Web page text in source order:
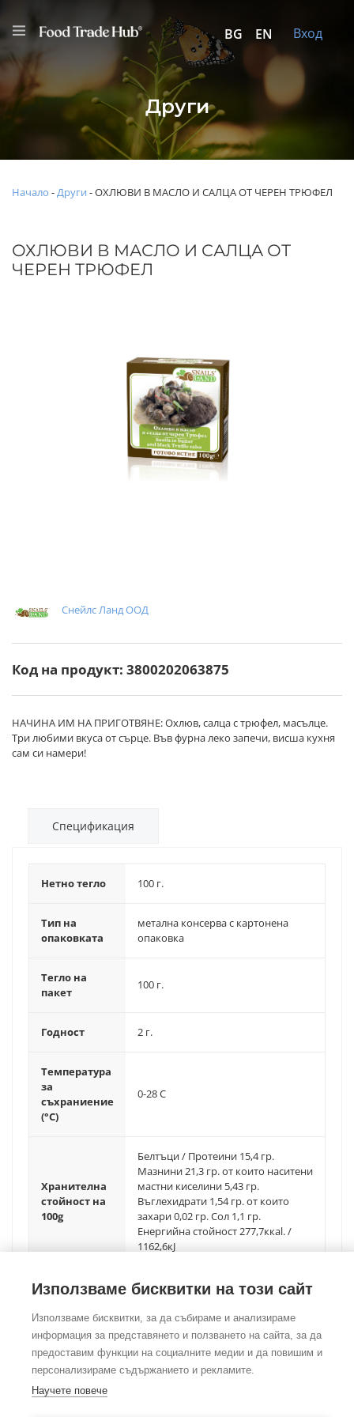
BG EN Вход
Други
Начало -Други -ОХЛЮВИ В МАСЛО И САЛЦА ОТ ЧЕРЕН ТРЮФЕЛ
ОХЛЮВИ В МАСЛО И САЛЦА ОТ
ЧЕРЕН ТРЮФЕЛ
Снейлс Ланд ООД
Код на продукт: 3800202063875
НАЧИНА ИМ НА ПРИГОТВЯНЕ: Охлюв, салца с трюфел, масълце.
Три любими вкуса от сърце. Във фурна леко запечи, висша кухня
сам си намери!
Спецификация
Нетно тегло 100 г.
Тип на
опаковката
метална консерва с картонена
опаковка
Тегло на
пакет
100 г.
Годност 2 г.
Температура
за
съхраниение
(°C)
0-28 C
Хранителна
стойност на
100g
Белтъци / Протеини 15,4 гр.
Мазнини 21,3 гр. от които наситени
мастни киселини 5,43 гр.
Въглехидрати 1,54 гр. от които
захари 0,02 гр. Сол 1,1 гр.
Енергийна стойност 277,7ккаl. /
1162,6кJ
©Copyright2026Foodtradehub.comВсички права запазени
Използваме бисквитки на този сайт
Използваме бисквитки, за да събираме и анализираме
информация за представянето и ползването на сайта, за да
предоставим функции на социалните медии и да повишим и
персонализираме съдържанието и рекламите.
Научете повече